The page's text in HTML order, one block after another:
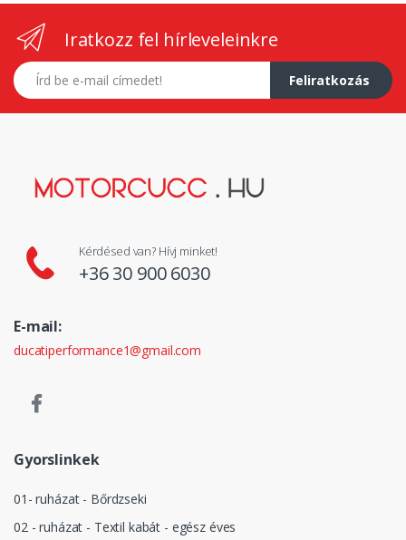
Iratkozz fel hírleveleinkre
E-mail címed
Feliratkozás
Kérdésed van? Hívj minket!
+36 30 900 6030
E-mail:
ducatiperformance1@gmail.com
Gyorslinkek
01- ruházat - Bőrdzseki
02 - ruházat - Textil kabát - egész éves